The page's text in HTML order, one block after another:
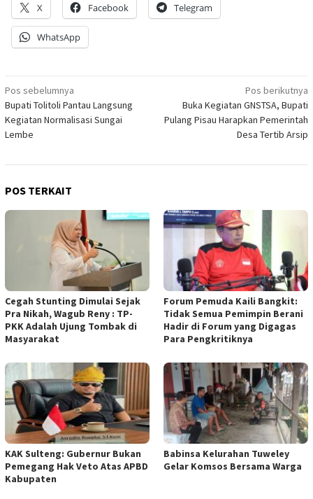
X
Facebook Telegram
WhatsApp
Navigasi
pos
Pos sebelumnya
Bupati Tolitoli Pantau Langsung
Kegiatan Normalisasi Sungai
Lembe
Pos berikutnya
Buka Kegiatan GNSTSA, Bupati
Pulang Pisau Harapkan Pemerintah
Desa Tertib Arsip
POS TERKAIT
Cegah Stunting Dimulai Sejak
Pra Nikah, Wagub Reny : TP-
PKK Adalah Ujung Tombak di
Masyarakat
Forum Pemuda Kaili Bangkit:
Tidak Semua Pemimpin Berani
Hadir di Forum yang Digagas
Para Pengkritiknya
KAK Sulteng: Gubernur Bukan
Pemegang Hak Veto Atas APBD
Kabupaten
Babinsa Kelurahan Tuweley
Gelar Komsos Bersama Warga